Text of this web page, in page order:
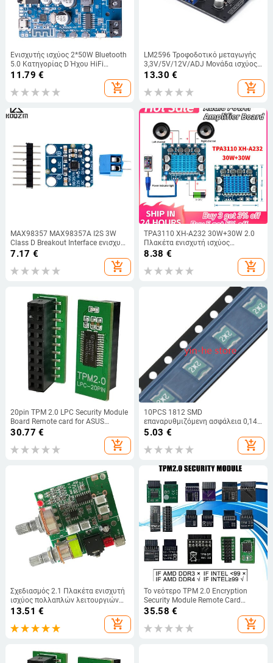
Ενισχυτής ισχύος 2*50W Bluetooth
5.0 Κατηγορίας D Ήχου HiFi
Στερεοφωνικό ασύρματο Μίνι
Εφαρμογή κάρτας ήχου USB
Ψηφιακό AMP
11.79 €
add_shopping_cart
LM2596 Τροφοδοτικό μεταγωγής
3,3V/5V/12V/ADJ Μονάδα ισχύος
εξόδου ρυθμιζόμενης τάσης
13.30 €
add_shopping_cart
MAX98357 MAX98357A I2S 3W
Class D Breakout Interface ενισχυτή
I2S DAC Αποκωδικοποιητής
7.17 €
add_shopping_cart
TPA3110 XH-A232 30W+30W 2.0
Πλακέτα ενισχυτή ισχύος
ψηφιακού στερεοφωνικού ήχου
διπλού καναλιού DC 8-26V 3A C6-
001 Πλακέτα ενισχυτή ισχύος
8.38 €
add_shopping_cart
20pin TPM 2.0 LPC Security Module
Board Remote card for ASUS
GIGABYTE Motherboard Multi-brand
30.77 €
add_shopping_cart
10PCS 1812 SMD
επαναρυθμιζόμενη ασφάλεια 0,14A
0,2A 0,75A 1,1A 1,25A 1,5A 1,6A 2A
2,6A 3,5A 60V 30V 13,2V 24V 16V
8V 6V
5.03 €
add_shopping_cart
Σχεδιασμός 2.1 Πλακέτα ενισχυτή
ισχύος πολλαπλών λειτουργιών
Ενισχυτής ήχου 5V20W
13.51 €
add_shopping_cart
Το νεότερο TPM 2.0 Encryption
Security Module Remote Card
Supports Version 2.0 12 14 18 20-1
pin Support Motherboard Multi-
brand
35.58 €
add_shopping_cart